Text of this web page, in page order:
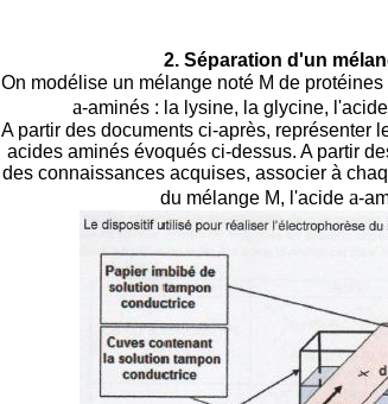
2. Séparation d'un
On modélise un mélange noté M de
a-aminés : la lysine, la glycine,
A partir des documents ci-après, représenter
acides aminés évoqués ci-dessus. A partir
des connaissances acquises, associer à
du mélange M, l'acide a-